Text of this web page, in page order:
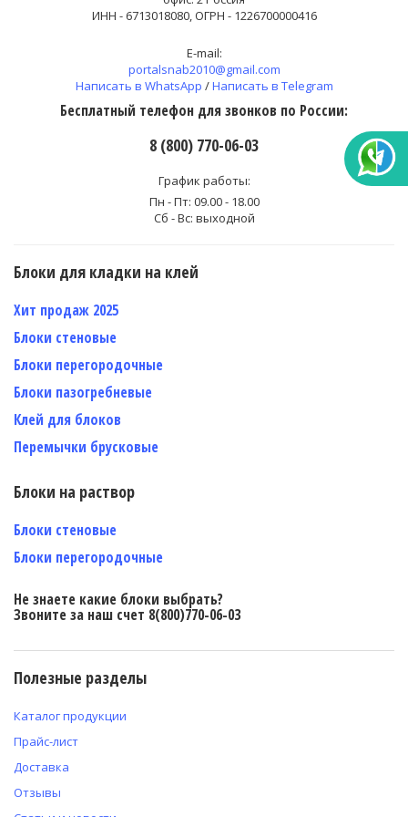
ИНН - 6713018080, ОГРН - 1226700000416
E-mail:
portalsnab2010@gmail.com
Написать в WhatsApp /Написать в Telegram
Бесплатный телефон для звонков по России:
8 (800) 770-06-03
График работы:
Пн - Пт: 09.00 - 18.00
Сб - Вс: выходной
Блоки для кладки на клей
Хит продаж 2025
Блоки стеновые
Блоки перегородочные
Блоки пазогребневые
Клей для блоков
Перемычки брусковые
Блоки на раствор
Блоки стеновые
Блоки перегородочные
Не знаете какие блоки выбрать?
Звоните за наш счет 8(800)770-06-03
Полезные разделы
Каталог продукции
Прайс-лист
Доставка
Отзывы